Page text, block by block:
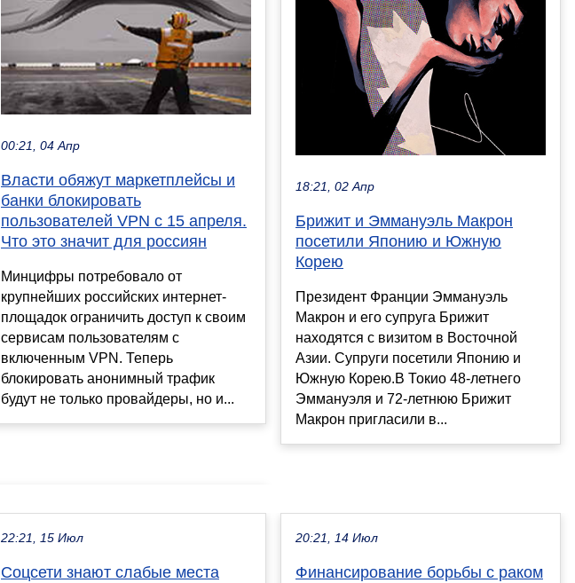
00:21, 04 Апр
Власти обяжут маркетплейсы и
банки блокировать
пользователей VPN с 15 апреля.
Что это значит для россиян
Минцифры потребовало от
крупнейших российских интернет-
площадок ограничить доступ к своим
сервисам пользователям с
включенным VPN. Теперь
блокировать анонимный трафик
будут не только провайдеры, но и...
18:21, 02 Апр
Брижит и Эммануэль Макрон
посетили Японию и Южную
Корею
Президент Франции Эммануэль
Макрон и его супруга Брижит
находятся с визитом в Восточной
Азии. Супруги посетили Японию и
Южную Корею.В Токио 48-летнего
Эммануэля и 72-летнюю Брижит
Макрон пригласили в...
22:21, 15 Июл
Соцсети знают слабые места
20:21, 14 Июл
Финансирование борьбы с раком